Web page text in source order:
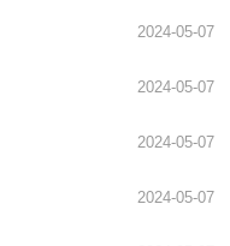
2024-05-07
2024-05-07
2024-05-07
2024-05-07